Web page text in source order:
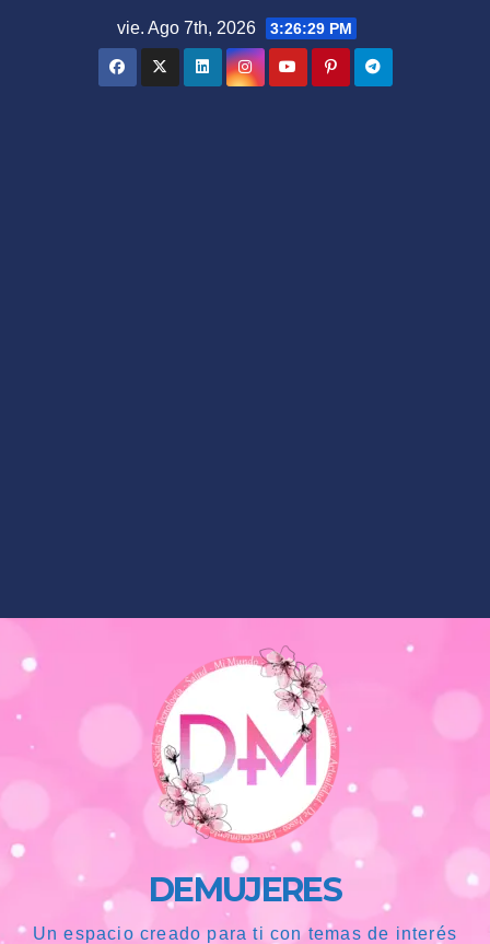
vie. Ago 7th, 2026 3:26:30 PM
DEMUJERES
Un espacio creado para ti con temas de interés